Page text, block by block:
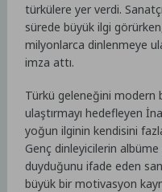
türkülere yer verdi.
sürede büyük ilgi
milyonlarca dinlenmeye
imza attı.
Türkü geleneğini modern
ulaştırmayı hedefleyen
yoğun ilginin kendisini
Genç dinleyicilerin
duyduğunu ifade eden
büyük bir motivasyon